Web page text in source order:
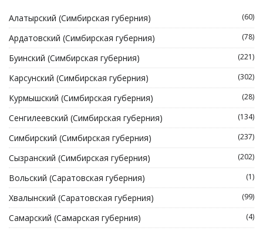
Алатырский (Симбирская губерния) (60)
Ардатовский (Симбирская губерния) (78)
Буинский (Симбирская губерния) (221)
Карсунский (Симбирская губерния) (302)
Курмышский (Симбирская губерния) (28)
Сенгилеевский (Симбирская губерния) (134)
Симбирский (Симбирская губерния) (237)
Сызранский (Симбирская губерния) (202)
Вольский (Саратовская губерния) (1)
Хвалынский (Саратовская губерния) (99)
Самарский (Самарская губерния) (4)